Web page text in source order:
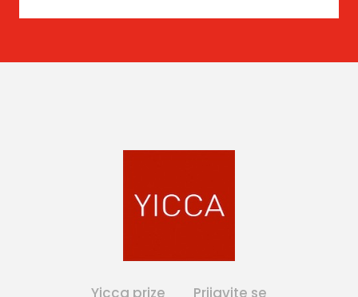
Yicca prize Prijavite se